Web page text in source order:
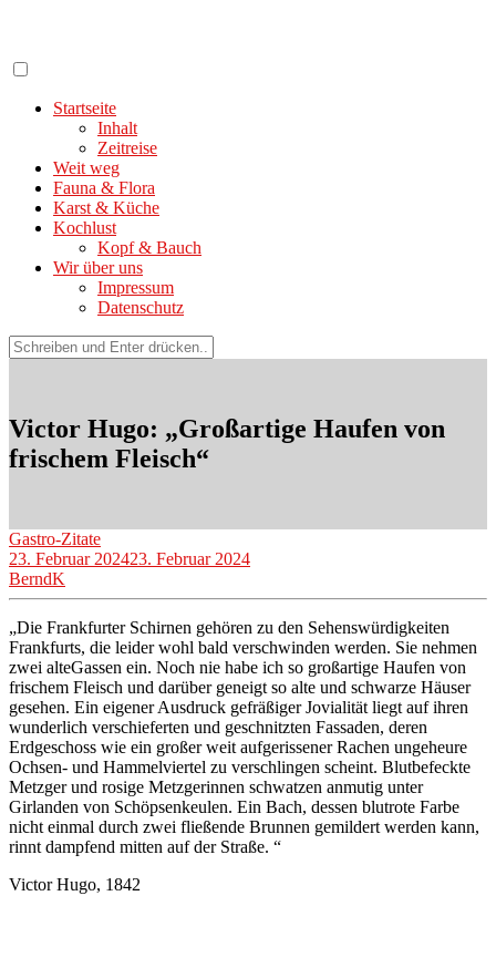
springen
Startseite
Inhalt
Zeitreise
Weit weg
Fauna & Flora
Karst & Küche
Kochlust
Kopf & Bauch
Wir über uns
Impressum
Datenschutz
Suchen
nach:
Victor Hugo: „Großartige Haufen von
frischem Fleisch“
Gastro-Zitate
23. Februar 202423. Februar 2024
BerndK
„Die Frankfurter Schirnen gehören zu den Sehenswürdigkeiten
Frankfurts, die leider wohl bald verschwinden werden. Sie nehmen
zwei alteGassen ein. Noch nie habe ich so großartige Haufen von
frischem Fleisch und darüber geneigt so alte und schwarze Häuser
gesehen. Ein eigener Ausdruck gefräßiger Jovialität liegt auf ihren
wunderlich verschieferten und geschnitzten Fassaden, deren
Erdgeschoss wie ein großer weit aufgerissener Rachen ungeheure
Ochsen- und Hammelviertel zu verschlingen scheint. Blutbefeckte
Metzger und rosige Metzgerinnen schwatzen anmutig unter
Girlanden von Schöpsenkeulen. Ein Bach, dessen blutrote Farbe
nicht einmal durch zwei fließende Brunnen gemildert werden kann,
rinnt dampfend mitten auf der Straße. “
Victor Hugo, 1842